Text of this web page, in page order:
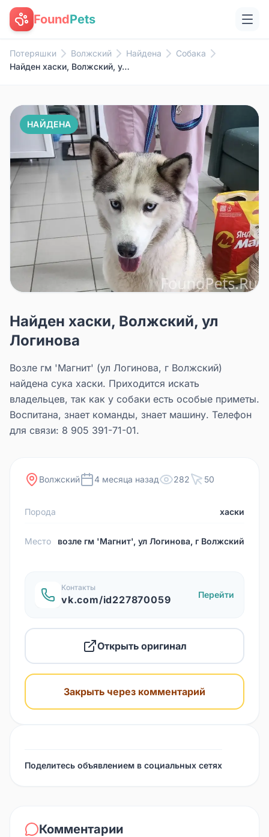
FoundPets
Потеряшки Волжский Найдена
Собака
Найден хаски, Волжский, ул Логинова
НАЙДЕНА
Найден хаски, Волжский, ул
Логинова
Возле гм 'Магнит' (ул Логинова, г Волжский)
найдена сука хаски. Приходится искать
владельцев, так как у собаки есть особые приметы.
Воспитана, знает команды, знает машину. Телефон
для связи: 8 905 391-71-01.
Волжский 4 месяца назад 282 50
Порода хаски
Место возле гм 'Магнит', ул Логинова, г Волжский
Контакты
vk.com/id227870059 Перейти
Открыть оригинал
Закрыть через комментарий
Поделитесь объявлением в социальных сетях
Комментарии